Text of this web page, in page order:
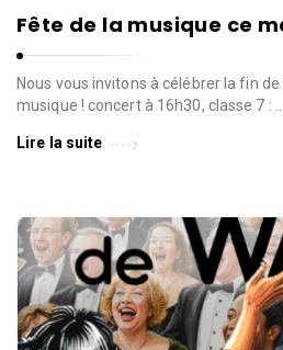
Fête de la musique ce
Nous vous invitons à célébrer la fin
musique ! concert à 16h30, classe 7 : …
Lire la suite